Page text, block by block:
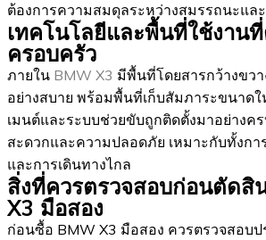
ต้องการความสมดุลระหว่างสมรรถนะแล
เทคโนโลยีและพื้นที่ใช้งาน
ครอบครัว
ภายใน BMW X3 มีพื้นที่โดยสารกว้างขว
อย่างสบาย พร้อมพื้นที่เก็บสัมภาระขนาด
เมนต์และระบบช่วยขับถูกติดตั้งมาอย่างค
สะดวกและความปลอดภัย เหมาะกับทั้งกา
และการเดินทางไกล
สิ่งที่ควรตรวจสอบก่อนตัดสิ
X3 มือสอง
ก่อนซื้อ BMW X3 มือสอง ควรตรวจสอบป